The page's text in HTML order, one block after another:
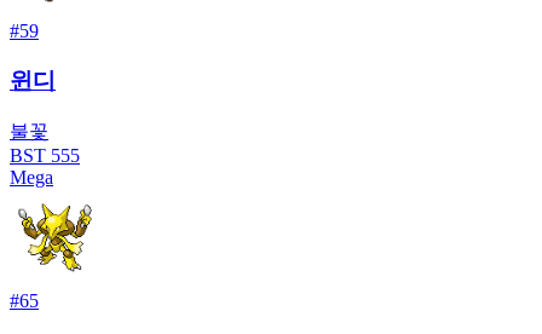
#59
윈디
불꽃
BST 555
Mega
#65